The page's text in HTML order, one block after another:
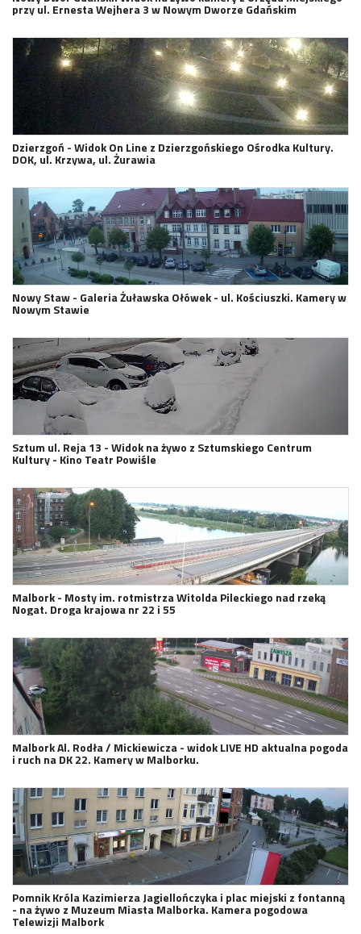
przy ul. Ernesta Wejhera 3 w Nowym Dworze Gdańskim
Dzierzgoń - Widok On Line z Dzierzgońskiego Ośrodka Kultury.
DOK, ul. Krzywa, ul. Żurawia
Nowy Staw - Galeria Żuławska Ołówek - ul. Kościuszki. Kamery w
Nowym Stawie
Sztum ul. Reja 13 - Widok na żywo z Sztumskiego Centrum
Kultury - Kino Teatr Powiśle
Malbork - Mosty im. rotmistrza Witolda Pileckiego nad rzeką
Nogat. Droga krajowa nr 22 i 55
Malbork Al. Rodła / Mickiewicza - widok LIVE HD aktualna pogoda
i ruch na DK 22. Kamery w Malborku.
Pomnik Króla Kazimierza Jagiellończyka i plac miejski z fontanną
- na żywo z Muzeum Miasta Malborka. Kamera pogodowa
Telewizji Malbork